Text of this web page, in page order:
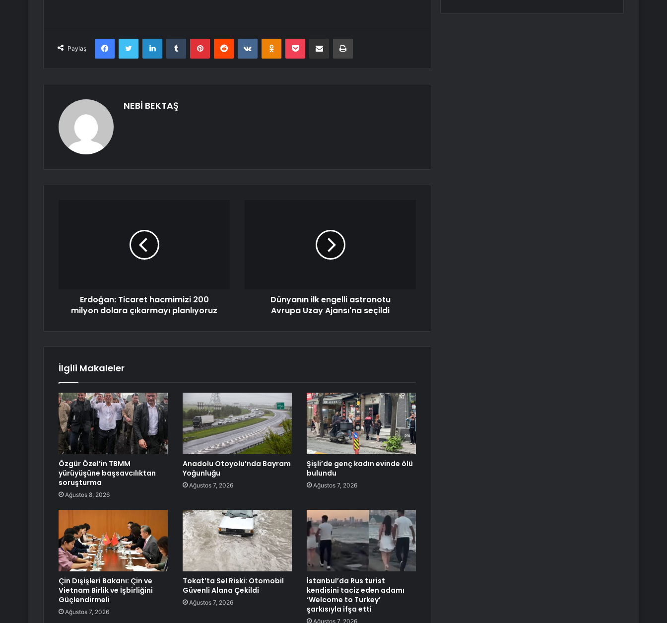
Paylaş
FacebookTwitter LinkedInTumblr PinterestReddit VKontakteOdnoklassniki
Pocket E-Posta ile paylaş Yazdır
NEBİ BEKTAŞ
Erdoğan: Ticaret hacmimizi 200
milyon dolara çıkarmayı planlıyoruz
Dünyanın ilk engelli astronotu
Avrupa Uzay Ajansı'na seçildi
İlgili Makaleler
Özgür Özel’in TBMM
yürüyüşüne başsavcılıktan
soruşturma
Ağustos 8, 2026
Anadolu Otoyolu’nda Bayram
Yoğunluğu
Ağustos 7, 2026
Şişli’de genç kadın evinde ölü
bulundu
Ağustos 7, 2026
Çin Dışişleri Bakanı: Çin ve
Vietnam Birlik ve İşbirliğini
Güçlendirmeli
Ağustos 7, 2026
Tokat’ta Sel Riski: Otomobil
Güvenli Alana Çekildi
Ağustos 7, 2026
İstanbul’da Rus turist
kendisini taciz eden adamı
‘Welcome to Turkey’
şarkısıyla ifşa etti
Ağustos 7, 2026